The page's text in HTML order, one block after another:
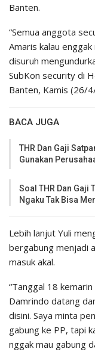
Banten.
“Semua anggota
Amaris kalau
disuruh
SubKon security di
Banten, Kamis (26/
BACA JUGA
THR Dan Gaji
Gunakan
Soal THR Dan Gaji
Ngaku Tak Bisa
Lebih lanjut Yuli
bergabung menjadi
masuk akal.
“Tanggal 18
Damrindo datang
disini. Saya minta
gabung ke PP, tapi
nggak mau gabung